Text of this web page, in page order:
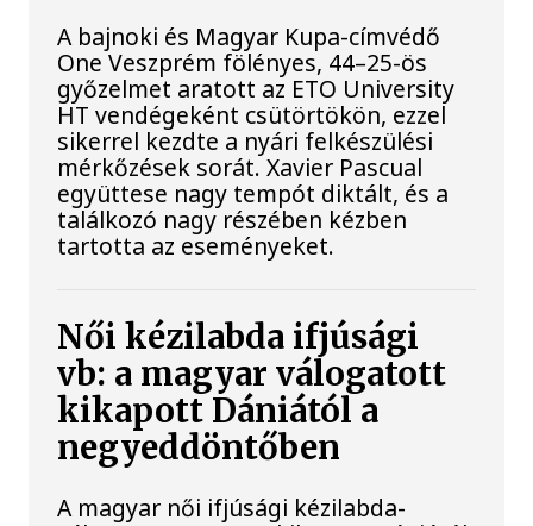
A bajnoki és Magyar Kupa-címvédő
One Veszprém fölényes, 44–25-ös
győzelmet aratott az ETO University
HT vendégeként csütörtökön, ezzel
sikerrel kezdte a nyári felkészülési
mérkőzések sorát. Xavier Pascual
együttese nagy tempót diktált, és a
találkozó nagy részében kézben
tartotta az eseményeket.
Női kézilabda ifjúsági
vb: a magyar válogatott
kikapott Dániától a
negyeddöntőben
A magyar női ifjúsági kézilabda-